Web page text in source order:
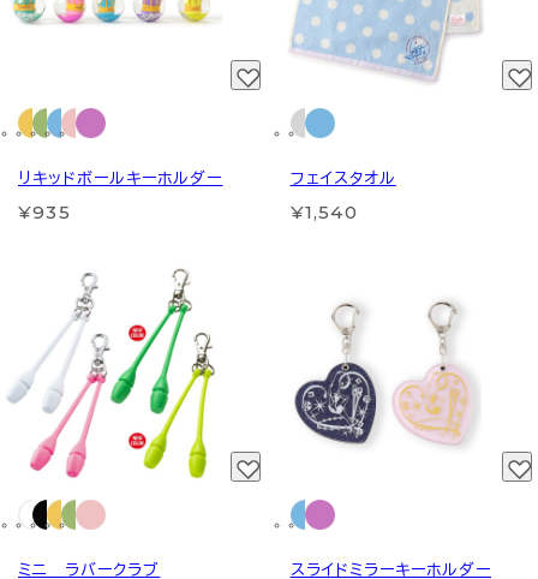
リキッドボールキーホルダー
¥935
フェイスタオル
¥1,540
ミニ ラバークラブ スライドミラーキーホルダー